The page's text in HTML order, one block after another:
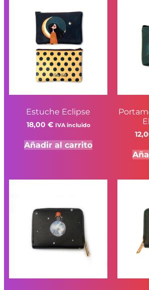
Estuche Eclipse
18,00 € IVA incluido
Añadir al carrito